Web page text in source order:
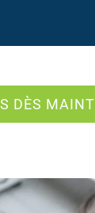
DÈS